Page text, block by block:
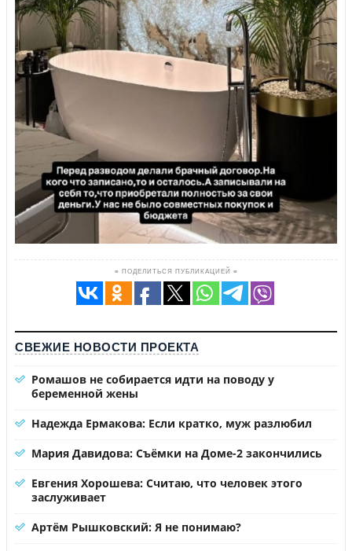
≡ ПОДЕЛИТЬСЯ ПУБЛИКАЦИЕЙ ≡
СВЕЖИЕ НОВОСТИ ПРОЕКТА
Ромашов не собирается идти на поводу у
беременной жены
Надежда Ермакова: Если кратко, муж разлюбил
Мария Давидова: Съёмки на Доме-2 закончились
Евгения Хорошева: Считаю, что человек этого
заслуживает
Артём Рышковский: Я не понимаю?